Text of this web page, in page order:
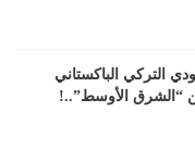
التركي الباكستاني
“الشرق الأوسط”..!